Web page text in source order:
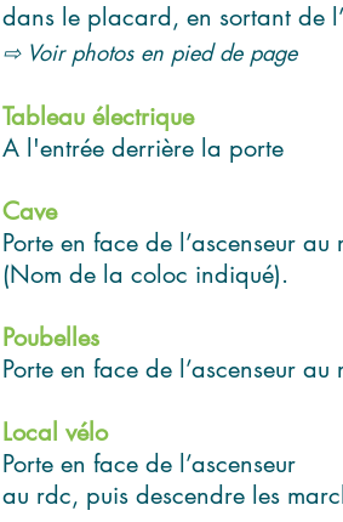
dans le placard, en sortant de
Tableau électrique
A l'entrée derrière la porte
⇨ Voir photos en pied de page
Cave
Porte en face de l’ascenseur
(Nom de la coloc indiqué).
Poubelles
Porte en face de l’ascenseur
Local vélo
Porte en face de l’ascenseur
au rdc, puis descendre les